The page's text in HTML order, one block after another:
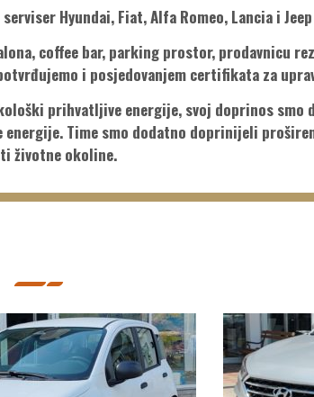
Hyundai, Fiat, Alfa Romeo, Lancia i
coffee bar, parking prostor, prodavnicu
i posjedovanjem certifikata za
prihvatljive energije, svoj doprinos smo
Time smo dodatno doprinijeli
životne okoline.